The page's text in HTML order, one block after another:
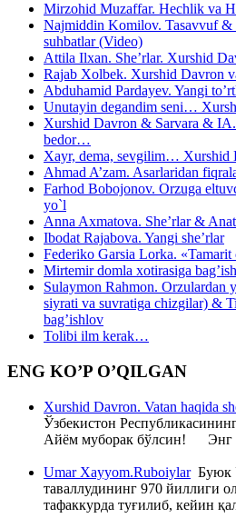
Mirzohid Muzaffar. Hechlik va
Najmiddin Komilov. Tasavvuf
suhbatlar (Video)
Attila Ilxan. She’rlar. Xurshid
Rajab Xolbek. Xurshid Davron
Abduhamid Pardayev. Yangi
Unutayin degandim seni…
Xurshid Davron & Sarvara &
bedor…
Xayr, dema, sevgilim… Xurshid
Ahmad A’zam. Asarlaridan
Farhod Bobojonov. Orzuga
yo`l
Anna Axmatova. She’rlar &
Ibodat Rajabova. Yangi she’rlar
Federiko Garsia Lorka. «Tamarit
Mirtemir domla xotirasiga
Sulaymon Rahmon. Orzulardan
siyrati va suvratiga chizgilar) &
bag’ishlov
Tolibi ilm kerak…
ENG KO’P O’QILGAN
Xurshid Davron. Vatan haqida
Ўзбекистон
Айём муборак бўлсин! Энг
Umar Xayyom.RuboiylarБуюк
таваллудининг 970 йиллиги
тафаккурда туғилиб, кейин